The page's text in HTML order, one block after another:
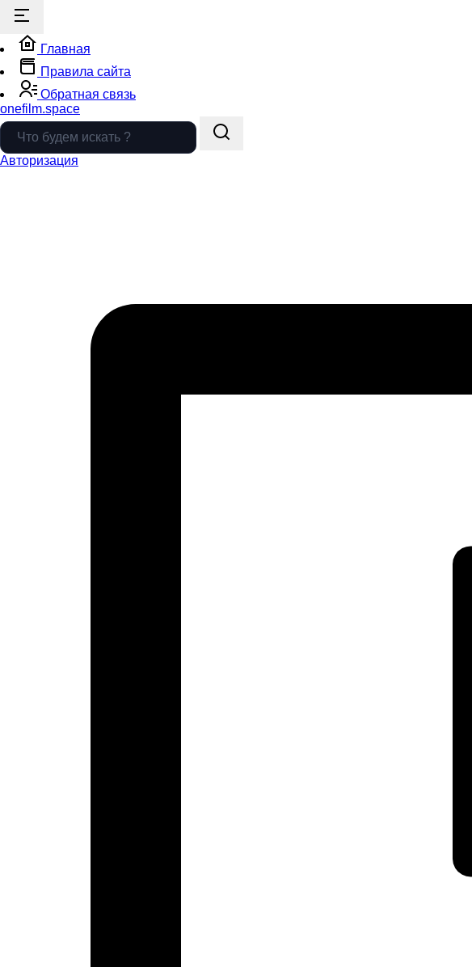
Главная
Правила сайта
Обратная связь
onefilm.space
Авторизация